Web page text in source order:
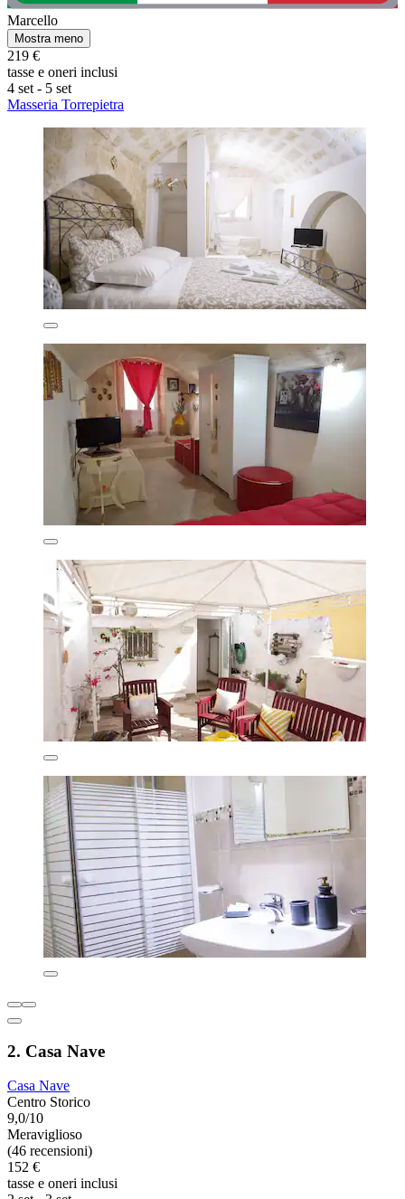
Marcello
Mostra meno
219 €
tasse e oneri inclusi
4 set - 5 set
Masseria Torrepietra
2. Casa Nave
Casa Nave
Centro Storico
9,0/10
Meraviglioso
(46 recensioni)
152 €
tasse e oneri inclusi